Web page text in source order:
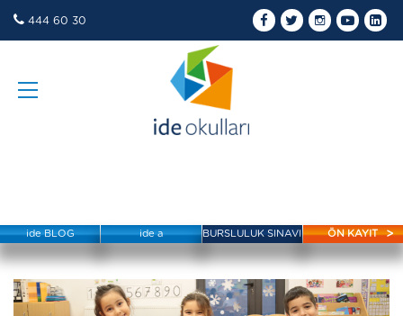
444 60 30
ide BLOG ide a BURSLULUK SINAVI ÖN KAYIT